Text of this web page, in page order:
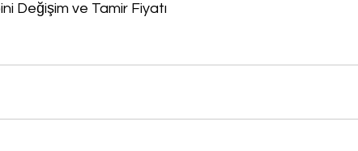
Değişim ve Tamir Fiyatı